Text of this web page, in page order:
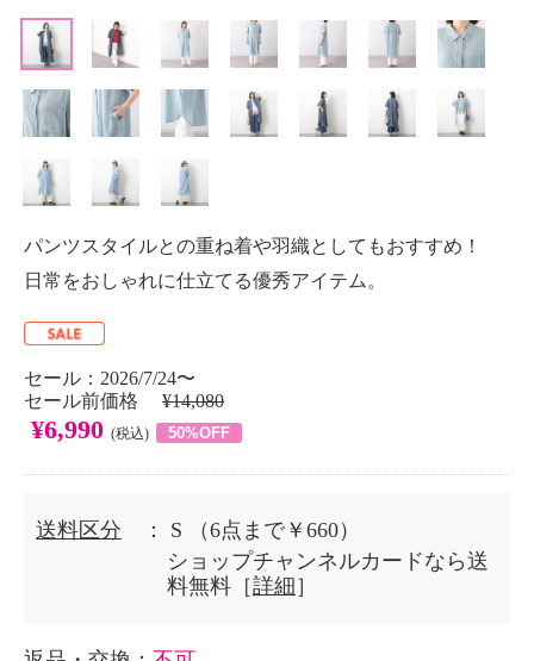
パンツスタイルとの重ね着や羽織としてもおすすめ！
日常をおしゃれに仕立てる優秀アイテム。
セール：2026/7/24〜
セール前価格 ¥14,080
¥6,990 (税込) 50%OFF
送料区分 ： S
（6点まで￥660）
ショップチャンネルカードなら送
料無料［詳細 ］